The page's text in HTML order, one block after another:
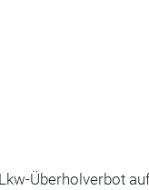
Überholverbot